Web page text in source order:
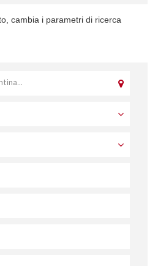
cambia i parametri di ricerca